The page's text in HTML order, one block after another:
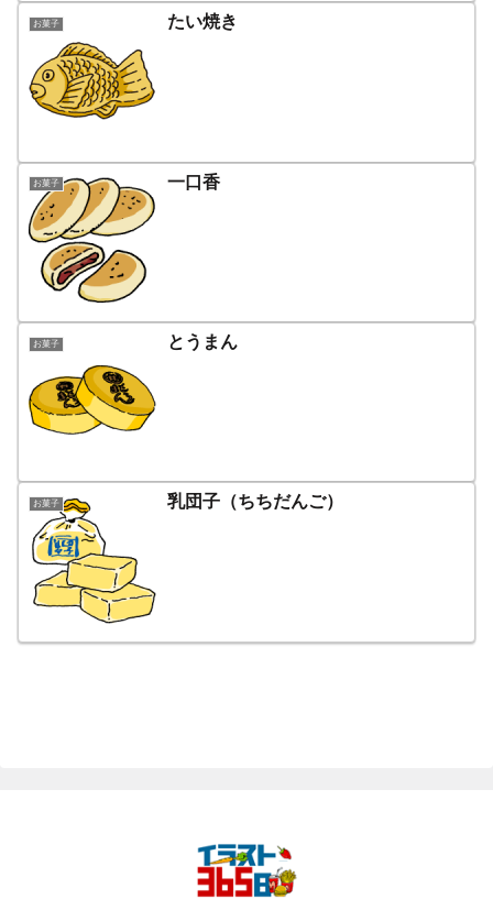
お菓子 たい焼き
お菓子 一口香
お菓子 とうまん
お菓子 乳団子（ちちだんご）